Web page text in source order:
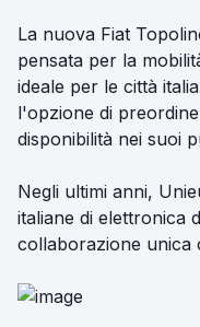
La nuova Fiat
pensata per la
ideale per le città
l'opzione di
disponibilità nei suoi
Negli ultimi anni,
italiane di elettronica
collaborazione unica